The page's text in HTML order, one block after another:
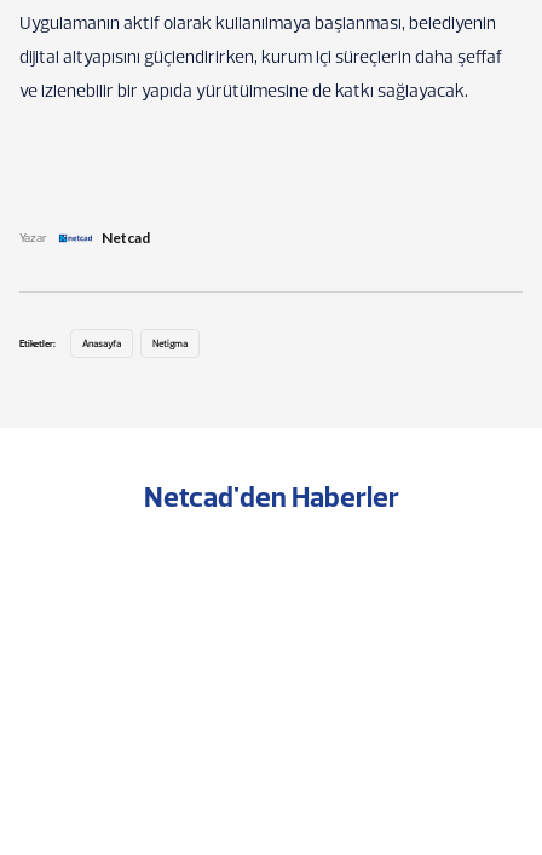
Uygulamanın aktif olarak kullanılmaya başlanması, belediyenin
dijital altyapısını güçlendirirken, kurum içi süreçlerin daha şeffaf
ve izlenebilir bir yapıda yürütülmesine de katkı sağlayacak.
Yazar Netcad
Etiketler: Anasayfa Netigma
Netcad'den Haberler